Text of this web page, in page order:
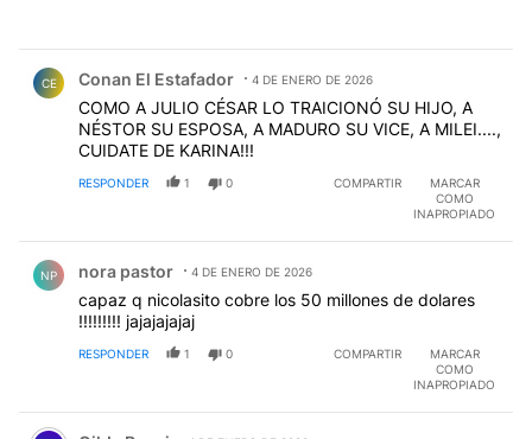
CE Conan El Estafador 4 DE ENERO DE 2026
COMO A JULIO CÉSAR LO TRAICIONÓ SU HIJO, A
NÉSTOR SU ESPOSA, A MADURO SU VICE, A MILEI....,
CUIDATE DE KARINA!!!
RESPONDER 1 0 COMPARTIR
MARCAR
COMO
INAPROPIADO
NP nora pastor 4 DE ENERO DE 2026
capaz q nicolasito cobre los 50 millones de dolares
!!!!!!!!! jajajajajaj
RESPONDER 1 0 COMPARTIR
MARCAR
COMO
INAPROPIADO
Comentario de Gilda Rossi.